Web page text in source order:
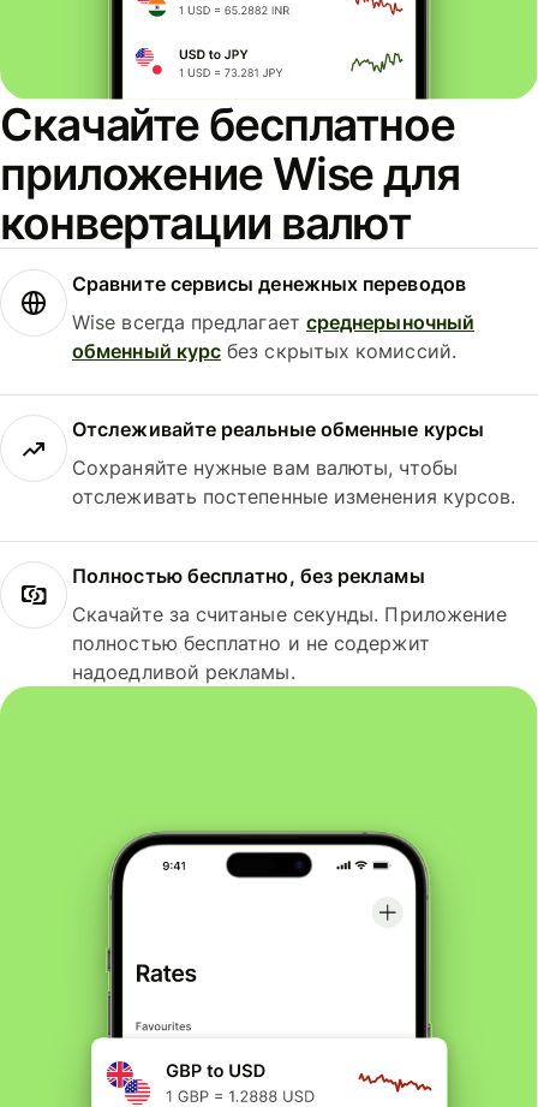
Скачайте бесплатное
приложение Wise для
конвертации валют
Сравните сервисы денежных переводов
Wise всегда предлагает среднерыночный
обменный курс без скрытых комиссий.
Отслеживайте реальные обменные курсы
Сохраняйте нужные вам валюты, чтобы
отслеживать постепенные изменения курсов.
Полностью бесплатно, без рекламы
Скачайте за считаные секунды. Приложение
полностью бесплатно и не содержит
надоедливой рекламы.